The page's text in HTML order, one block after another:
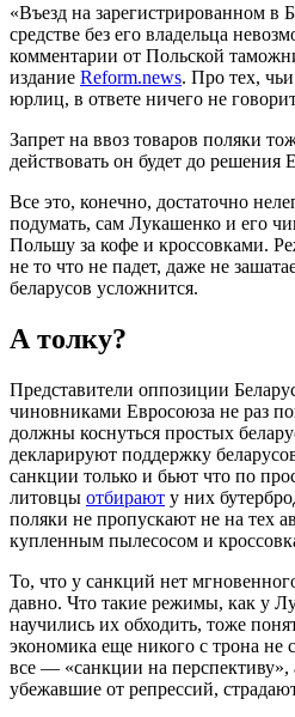
«Въезд на зарегистрированном в
средстве без его владельца
комментарии от Польской
издание Reform.news. Про тех,
юрлиц, в ответе ничего не
Запрет на ввоз товаров поляки
действовать он будет до решения
Все это, конечно, достаточно
подумать, сам Лукашенко и его
Польшу за кофе и кроссовками.
не то что не падет, даже не
беларусов усложнится.
А толку?
Представители оппозиции
чиновниками Евросоюза не раз
должны коснуться простых
декларируют поддержку
санкции только и бьют что по
литовцы отбирают у них
поляки не пропускают не на тех
купленным пылесосом и
То, что у санкций нет
давно. Что такие режимы, как у
научились их обходить, тоже
экономика еще никого с трона не
все — «санкции на перспективу»,
убежавшие от репрессий,